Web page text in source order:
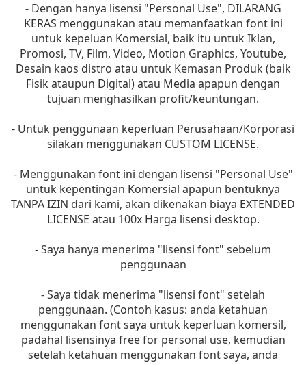
- Dengan hanya lisensi "Personal Use", DILARANG
KERAS menggunakan atau memanfaatkan font ini
untuk kepeluan Komersial, baik itu untuk Iklan,
Promosi, TV, Film, Video, Motion Graphics, Youtube,
Desain kaos distro atau untuk Kemasan Produk (baik
Fisik ataupun Digital) atau Media apapun dengan
tujuan menghasilkan profit/keuntungan.
- Untuk penggunaan keperluan Perusahaan/Korporasi
silakan menggunakan CUSTOM LICENSE.
- Menggunakan font ini dengan lisensi "Personal Use"
untuk kepentingan Komersial apapun bentuknya
TANPA IZIN dari kami, akan dikenakan biaya EXTENDED
LICENSE atau 100x Harga lisensi desktop.
- Saya hanya menerima "lisensi font" sebelum
penggunaan
- Saya tidak menerima "lisensi font" setelah
penggunaan. (Contoh kasus: anda ketahuan
menggunakan font saya untuk keperluan komersil,
padahal lisensinya free for personal use, kemudian
setelah ketahuan menggunakan font saya, anda